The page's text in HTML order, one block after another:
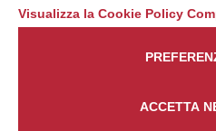
Visualizza la Cookie Policy
ACCETTA